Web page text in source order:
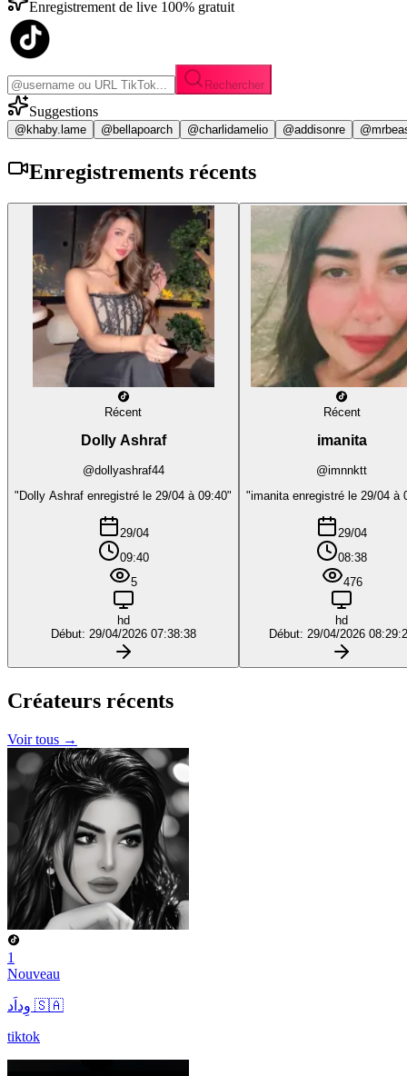
Enregistrement de live 100% gratuit
Rechercher
Suggestions
@khaby.lame @bellapoarch @charlidamelio @addisonre
Enregistrements récents
Récent
Dolly Ashraf
@dollyashraf44
"Dolly Ashraf enregistré le 29/04 à 09:40"
29/04
09:40
5
hd
Début: 29/04/2026 07:38:38
Récent
imanita
@imnnktt
"imanita enregistré le 29/04 à
29/04
08:38
476
hd
Début: 29/04/2026
Créateurs récents
Voir tous →
1
Nouveau
وِداَد 🇸🇦
tiktok